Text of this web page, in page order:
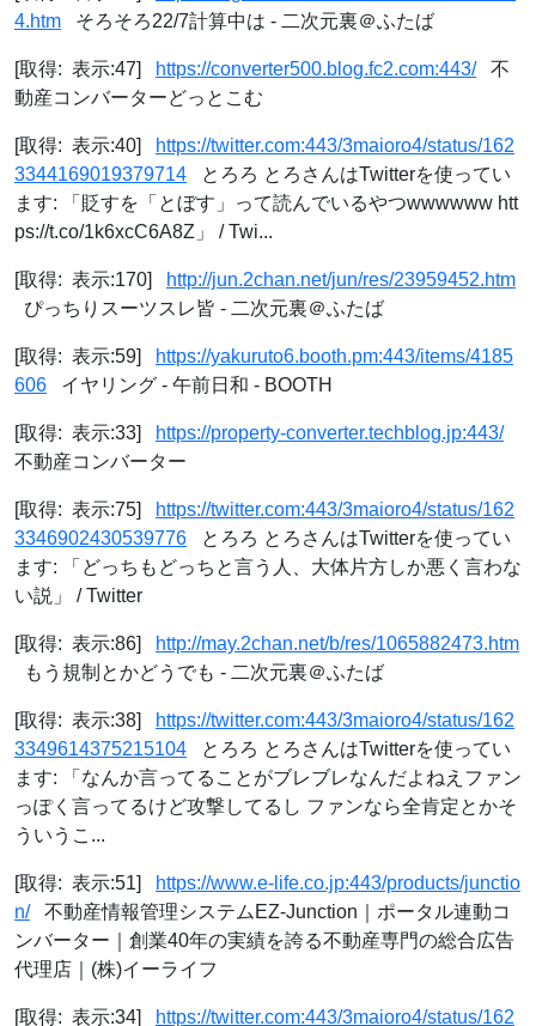
4.htm そろそろ22/7計算中は - 二次元裏＠ふたば
[取得: 表示:47] https://converter500.blog.fc2.com:443/不
動産コンバーターどっとこむ
[取得: 表示:40]
https://twitter.com:443/3maioro4/status/162
3344169019379714 とろろ とろさんはTwitterを使ってい
ます: 「貶すを「とぼす」って読んでいるやつwwwwww htt
ps://t.co/1k6xcC6A8Z」 / Twi...
[取得: 表示:170]
http://jun.2chan.net/jun/res/23959452.htm
ぴっちりスーツスレ皆 - 二次元裏＠ふたば
[取得: 表示:59]
https://yakuruto6.booth.pm:443/items/4185
606 イヤリング - 午前日和 - BOOTH
[取得: 表示:33]
https://property-converter.techblog.jp:443/
不動産コンバーター
[取得: 表示:75]
https://twitter.com:443/3maioro4/status/162
3346902430539776 とろろ とろさんはTwitterを使ってい
ます: 「どっちもどっちと言う人、大体片方しか悪く言わな
い説」 / Twitter
[取得: 表示:86]
http://may.2chan.net/b/res/1065882473.htm
もう規制とかどうでも - 二次元裏＠ふたば
[取得: 表示:38]
https://twitter.com:443/3maioro4/status/162
3349614375215104 とろろ とろさんはTwitterを使ってい
ます: 「なんか言ってることがブレブレなんだよねえファン
っぽく言ってるけど攻撃してるし ファンなら全肯定とかそ
ういうこ...
[取得: 表示:51]
https://www.e-life.co.jp:443/products/junctio
n/不動産情報管理システムEZ-Junction｜ポータル連動コ
ンバーター｜創業40年の実績を誇る不動産専門の総合広告
代理店｜(株)イーライフ
[取得: 表示:34]
https://twitter.com:443/3maioro4/status/162